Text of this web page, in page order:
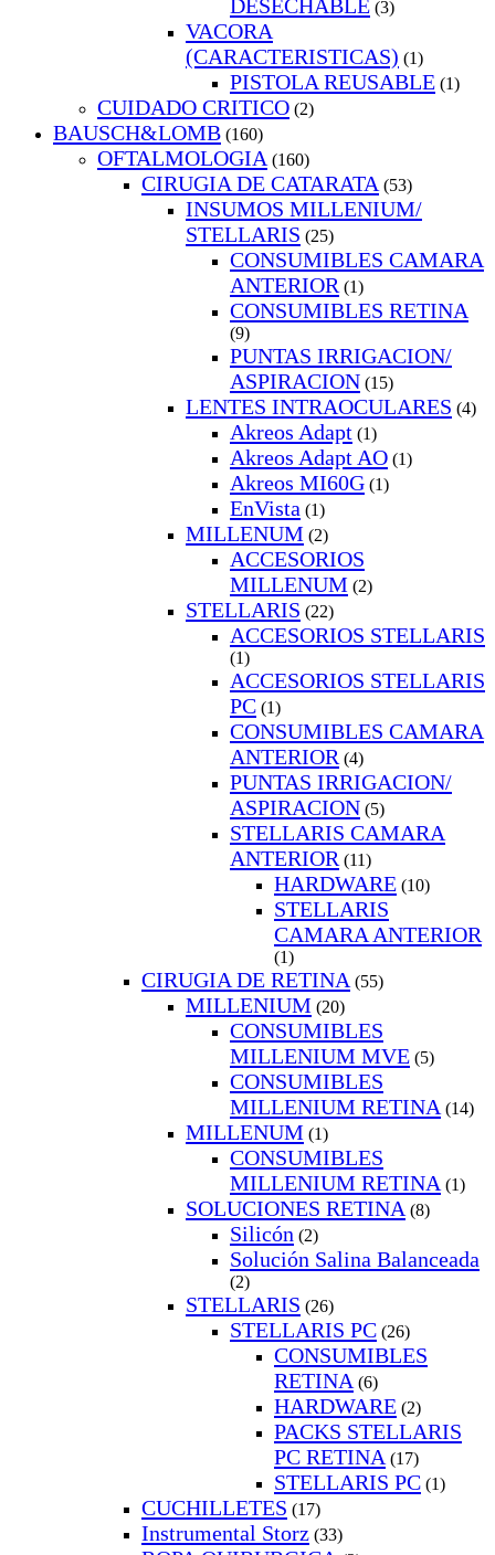
DESECHABLE (3)
VACORA
(CARACTERISTICAS) (1)
PISTOLA REUSABLE (1)
CUIDADO CRITICO (2)
BAUSCH&LOMB (160)
OFTALMOLOGIA (160)
CIRUGIA DE CATARATA (53)
INSUMOS MILLENIUM/
STELLARIS (25)
CONSUMIBLES CAMARA
ANTERIOR (1)
CONSUMIBLES RETINA
(9)
PUNTAS IRRIGACION/
ASPIRACION (15)
LENTES INTRAOCULARES (4)
Akreos Adapt (1)
Akreos Adapt AO (1)
Akreos MI60G (1)
EnVista (1)
MILLENUM (2)
ACCESORIOS
MILLENUM (2)
STELLARIS (22)
ACCESORIOS STELLARIS
(1)
ACCESORIOS STELLARIS
PC (1)
CONSUMIBLES CAMARA
ANTERIOR (4)
PUNTAS IRRIGACION/
ASPIRACION (5)
STELLARIS CAMARA
ANTERIOR (11)
HARDWARE (10)
STELLARIS
CAMARA ANTERIOR
(1)
CIRUGIA DE RETINA (55)
MILLENIUM (20)
CONSUMIBLES
MILLENIUM MVE (5)
CONSUMIBLES
MILLENIUM RETINA (14)
MILLENUM (1)
CONSUMIBLES
MILLENIUM RETINA (1)
SOLUCIONES RETINA (8)
Silicón (2)
Solución Salina Balanceada
(2)
STELLARIS (26)
STELLARIS PC (26)
CONSUMIBLES
RETINA (6)
HARDWARE (2)
PACKS STELLARIS
PC RETINA (17)
STELLARIS PC (1)
CUCHILLETES (17)
Instrumental Storz (33)